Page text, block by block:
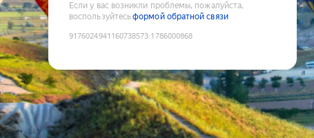
Если у вас возникли проблемы, пожалуйста,
воспользуйтесьформой обратной связи
9176024941160738573:1786000868